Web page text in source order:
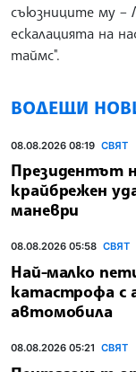
съюзниците му –
ескалацията на
таймс".
ВОДЕЩИ
08.08.2026 08:19 СВЯТ
Президентът
крайбрежен
маневри
08.08.2026 05:58 СВЯТ
Най-малко
катастрофа с
автомобила
08.08.2026 05:21 СВЯТ